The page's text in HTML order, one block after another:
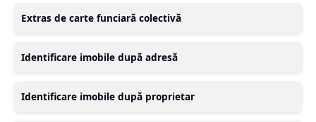
Extras de carte funciară colectivă
Identificare imobile după adresă
Identificare imobile după proprietar